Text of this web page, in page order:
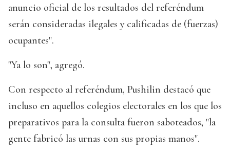
anuncio oficial de los resultados del referéndum
serán consideradas ilegales y calificadas de (fuerzas)
ocupantes".
"Ya lo son", agregó.
Con respecto al referéndum, Pushilin destacó que
incluso en aquellos colegios electorales en los que los
preparativos para la consulta fueron saboteados, "la
gente fabricó las urnas con sus propias manos".